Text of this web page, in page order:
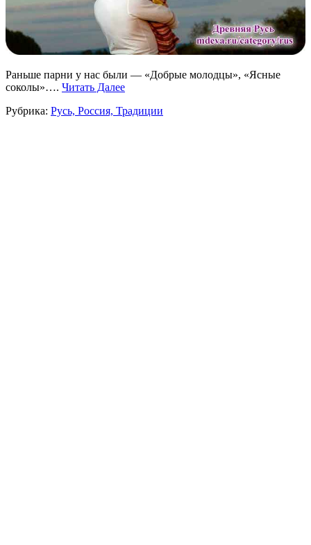
Раньше парни у нас были — «Добрые молодцы», «Ясные
соколы»…. Читать Далее
Рубрика: Русь, Россия, Традиции